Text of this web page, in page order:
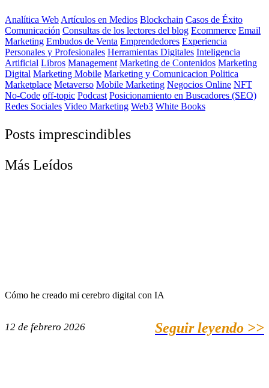
Analítica Web Artículos en Medios Blockchain Casos de Éxito
Comunicación Consultas de los lectores del blog Ecommerce Email
Marketing Embudos de Venta Emprendedores Experiencia
Personales y Profesionales Herramientas Digitales Inteligencia
Artificial Libros Management Marketing de Contenidos Marketing
Digital Marketing Mobile Marketing y Comunicacion Politica
Marketplace Metaverso Mobile Marketing Negocios Online NFT
No-Code off-topic Podcast Posicionamiento en Buscadores (SEO)
Redes Sociales Video Marketing Web3 White Books
Posts imprescindibles
Más Leídos
Cómo he creado mi cerebro digital con IA
12 de febrero 2026 Seguir leyendo >>